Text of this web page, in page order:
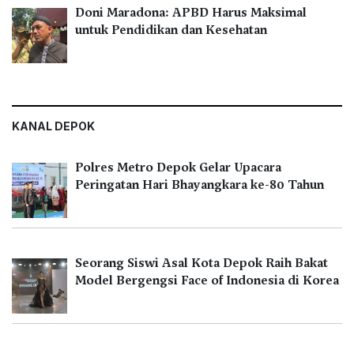
Doni Maradona: APBD Harus Maksimal
untuk Pendidikan dan Kesehatan
KANAL DEPOK
Polres Metro Depok Gelar Upacara
Peringatan Hari Bhayangkara ke-80 Tahun
Seorang Siswi Asal Kota Depok Raih Bakat
Model Bergengsi Face of Indonesia di Korea